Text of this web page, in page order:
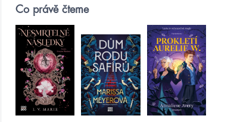
Co právě čteme